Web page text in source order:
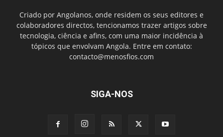
Criado por Angolanos, onde residem os seus editores e
colaboradores directos, tencionamos trazer artigos sobre
tecnologia, ciência e afins, com uma maior incidência à
tópicos que envolvam Angola. Entre em contato:
contacto@menosfios.com
SIGA-NOS